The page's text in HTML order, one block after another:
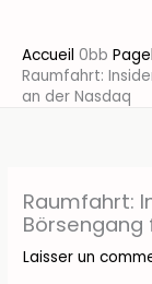
contenu
Accueil
Raumfahrt:
an der Nasdaq
Raumfahrt:
Börsengang
Laisser un